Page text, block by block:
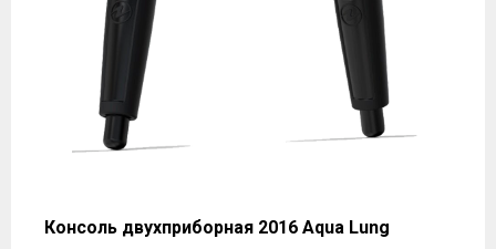
Консоль двухприборная 2016 Aqua Lung